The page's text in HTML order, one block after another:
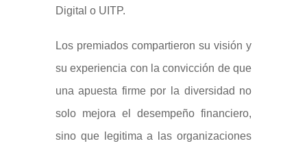
Digital o UITP.
Los premiados compartieron su visión y
su experiencia con la convicción de que
una apuesta firme por la diversidad no
solo mejora el desempeño financiero,
sino que legitima a las organizaciones